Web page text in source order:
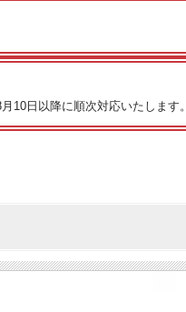
10日以降に順次対応いたします。